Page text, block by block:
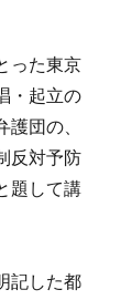
った東京
・起立の
団の、
反対予防
題して講
記した都